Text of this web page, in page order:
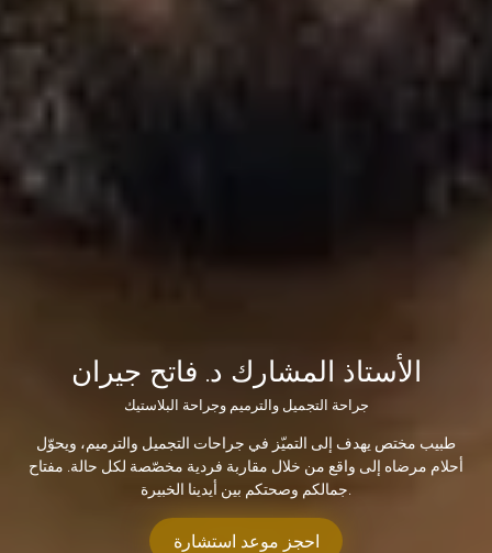
الأستاذ المشارك د. فاتح جيران
جراحة التجميل والترميم وجراحة البلاستيك
طبيب مختص يهدف إلى التميّز في جراحات التجميل والترميم، ويحوّل
أحلام مرضاه إلى واقع من خلال مقاربة فردية مخصّصة لكل حالة. مفتاح
جمالكم وصحتكم بين أيدينا الخبيرة.
احجز موعد استشارة